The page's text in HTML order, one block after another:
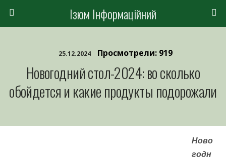
Ізюм Інформаційний
25.12.2024 Просмотрели: 919
Новогодний стол-2024: во сколько
обойдется и какие продукты подорожали
Ново
годн